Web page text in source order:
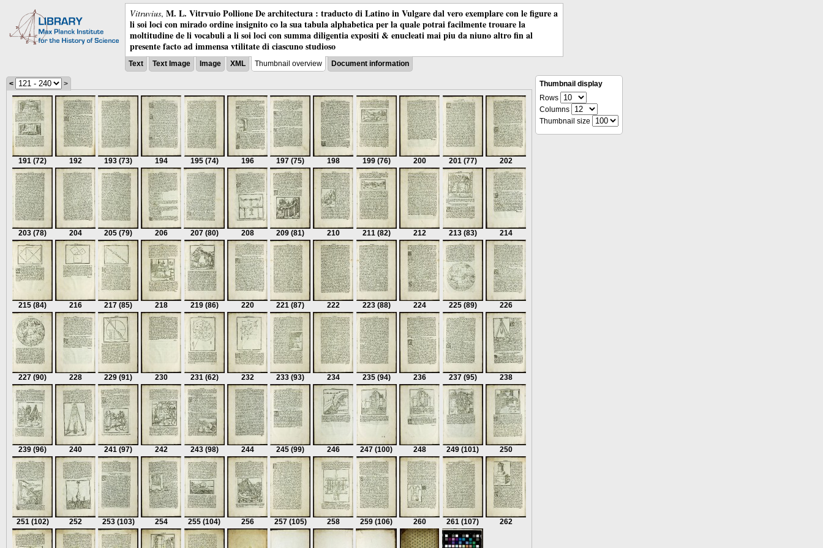
Vitruvius, M. L. Vitrvuio Pollione De architectura : traducto di Latino in Vulgare dal vero exemplare con le figure a
li soi loci con mirado ordine insignito co la sua tabula alphabetica per la quale potrai facilmente trouare la
moltitudine de li vocabuli a li soi loci con summa diligentia expositi & enucleati mai piu da niuno altro fin al
presente facto ad immensa vtilitate di ciascuno studioso
Text Text Image Image XML Thumbnail overview Document information
< >
191 (72) 192 193 (73) 194 195 (74) 196 197 (75) 198 199 (76) 200 201 (77) 202
203 (78) 204 205 (79) 206 207 (80) 208 209 (81) 210 211 (82) 212 213 (83) 214
215 (84) 216 217 (85) 218 219 (86) 220 221 (87) 222 223 (88) 224 225 (89) 226
227 (90) 228 229 (91) 230 231 (62) 232 233 (93) 234 235 (94) 236 237 (95) 238
239 (96) 240 241 (97) 242 243 (98) 244 245 (99) 246 247 (100) 248 249 (101) 250
251 (102) 252 253 (103) 254 255 (104) 256 257 (105) 258 259 (106) 260 261 (107) 262
Thumbnail display
Rows
Columns
Thumbnail size